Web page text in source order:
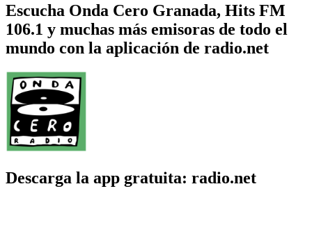
Escucha Onda Cero Granada, Hits FM
106.1 y muchas más emisoras de todo el
mundo con la aplicación de radio.net
Descarga la app gratuita: radio.net